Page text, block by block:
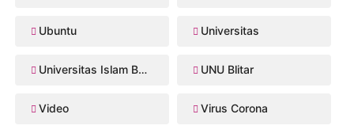
Ubuntu Universitas
Universitas Islam Balitar UNU Blitar
Video Virus Corona